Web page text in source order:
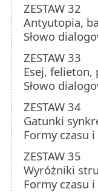
ZESTAW 32
Antyutopia,
Słowo
ZESTAW 33
Esej,
Słowo
ZESTAW 34
Gatunki
Formy czasu
ZESTAW 35
Wyróżniki
Formy czasu